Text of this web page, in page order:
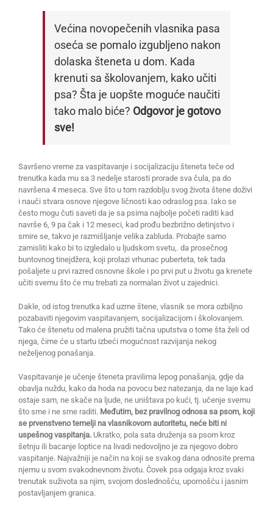
Većina novopečenih vlasnika pasa
oseća se pomalo izgubljeno nakon
dolaska šteneta u dom. Kada
krenuti sa školovanjem, kako učiti
psa? Šta je uopšte moguće naučiti
tako malo biće? Odgovor je gotovo
sve!
Savršeno vreme za vaspitavanje i socijalizaciju šteneta teče od
trenutka kada mu sa 3 nedelje starosti prorade sva čula, pa do
navršena 4 meseca. Sve što u tom razdoblju svog života štene doživi
i nauči stvara osnove njegove ličnosti kao odraslog psa. Iako se
često mogu čuti saveti da je sa psima najbolje početi raditi kad
navrše 6, 9 pa čak i 12 meseci, kad prođu bezbrižno detinjstvo i
smire se, takvo je razmišljanje velika zabluda. Probajte samo
zamisliti kako bi to izgledalo u ljudskom svetu,. da prosečnog
buntovnog tinejdžera, koji prolazi vrhunac puberteta, tek tada
pošaljete u prvi razred osnovne škole i po prvi put u životu ga krenete
učiti svemu što će mu trebati za normalan život u zajednici.
Dakle, od istog trenutka kad uzme štene, vlasnik se mora ozbiljno
pozabaviti njegovim vaspitavanjem, socijalizacijom i školovanjem.
Tako će štenetu od malena pružiti tačna uputstva o tome šta želi od
njega, čime će u startu izbeći mogućnost razvijanja nekog
neželjenog ponašanja.
Vaspitavanje je učenje šteneta pravilima lepog ponašanja, gdje da
obavlja nuždu, kako da hoda na povocu bez natezanja, da ne laje kad
ostaje sam, ne skače na ljude, ne uništava po kući, tj. učenje svemu
što sme i ne sme raditi. Međutim, bez pravilnog odnosa sa psom, koji
se prvenstveno temelji na vlasnikovom autoritetu, neće biti ni
uspešnog vaspitanja. Ukratko, pola sata druženja sa psom kroz
šetnju ili bacanje loptice na livadi nedovoljno je za njegovo dobro
vaspitanje. Najvažniji je način na koji se svakog dana odnosite prema
njemu u svom svakodnevnom životu. Čovek psa odgaja kroz svaki
trenutak suživota sa njim, svojom doslednošću, upornošću i jasnim
postavljanjem granica.